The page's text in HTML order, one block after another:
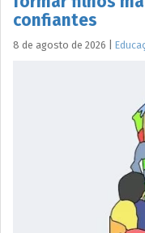
confiantes
8 de agosto de 2026